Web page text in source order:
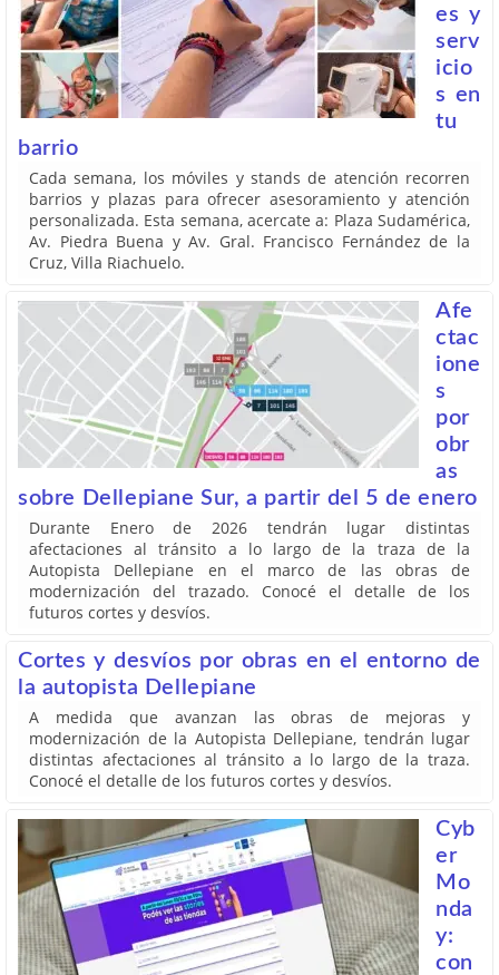
es y
serv
icio
s en
tu
barrio
Cada semana, los móviles y stands de atención recorren
barrios y plazas para ofrecer asesoramiento y atención
personalizada. Esta semana, acercate a: Plaza Sudamérica,
Av. Piedra Buena y Av. Gral. Francisco Fernández de la
Cruz, Villa Riachuelo.
Afe
ctac
ione
s
por
obr
as
sobre Dellepiane Sur, a partir del 5 de enero
Durante Enero de 2026 tendrán lugar distintas
afectaciones al tránsito a lo largo de la traza de la
Autopista Dellepiane en el marco de las obras de
modernización del trazado. Conocé el detalle de los
futuros cortes y desvíos.
Cortes y desvíos por obras en el entorno de
la autopista Dellepiane
A medida que avanzan las obras de mejoras y
modernización de la Autopista Dellepiane, tendrán lugar
distintas afectaciones al tránsito a lo largo de la traza.
Conocé el detalle de los futuros cortes y desvíos.
Cyb
er
Mo
nda
y:
con